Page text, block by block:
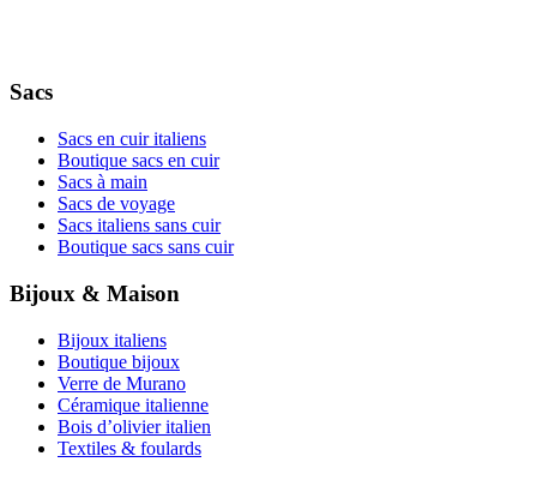
Sacs
Sacs en cuir italiens
Boutique sacs en cuir
Sacs à main
Sacs de voyage
Sacs italiens sans cuir
Boutique sacs sans cuir
Bijoux & Maison
Bijoux italiens
Boutique bijoux
Verre de Murano
Céramique italienne
Bois d’olivier italien
Textiles & foulards